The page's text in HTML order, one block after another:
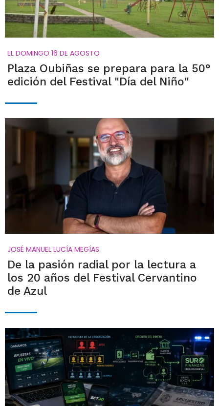
EL DOMINGO 16 DE AGOSTO
Plaza Oubiñas se prepara para la 50°
edición del Festival "Día del Niño"
JOSÉ MANUEL LUCÍA MEGÍAS
De la pasión radial por la lectura a
los 20 años del Festival Cervantino
de Azul